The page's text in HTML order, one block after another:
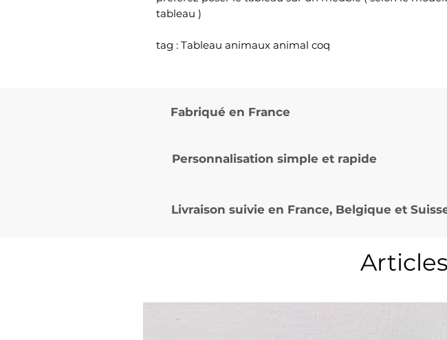
tableau )
tag : Tableau animaux animal coq
Fabriqué en France
Personnalisation simple et rapide
Livraison suivie en France, Belgique et